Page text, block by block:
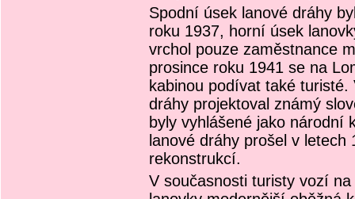
Spodní úsek lanové dráhy
roku 1937, horní úsek
vrchol pouze zaměstnance
prosince roku 1941 se na
kabinou podívat také
dráhy projektoval známý
byly vyhlášené jako národní
lanové dráhy prošel v letech
rekonstrukcí.
V současnosti turisty vozí